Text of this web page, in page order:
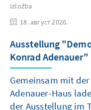
Izložba
18. август 2026.
Ausstellung
Konrad Adenauer"
Gemeinsam mit
Adenauer-Haus
der Ausstellung im